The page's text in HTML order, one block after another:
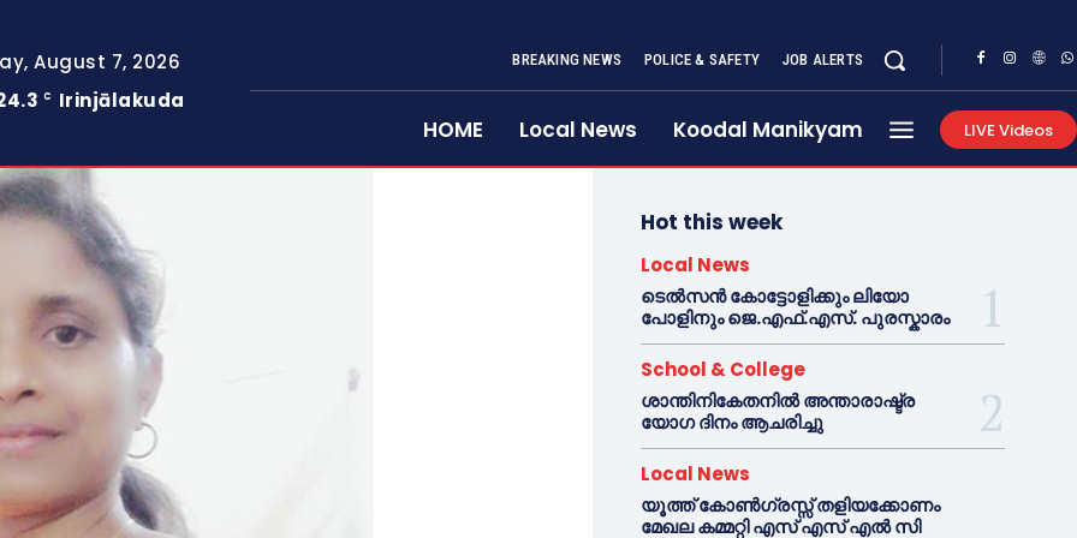
August 7, 2026
C Irinjālakuda
BREAKING NEWS POLICE & SAFETY JOB ALERTS
HOME Local News Koodal Manikyam LIVE Videos
Hot this week
Local News
ടെൽസൻ കോട്ടോളിക്കും ലിയോ
പോളിനും ജെ.എഫ്.എസ്. പുരസ്കാരം
School & College
ശാന്തിനികേതനിൽ അന്താരാഷ്ട്ര
യോഗ ദിനം ആചരിച്ചു
Local News
യൂത്ത് കോൺഗ്രസ്സ് തളിയക്കോണം
മേഖല കമ്മറ്റി എസ് എസ് എൽ സി